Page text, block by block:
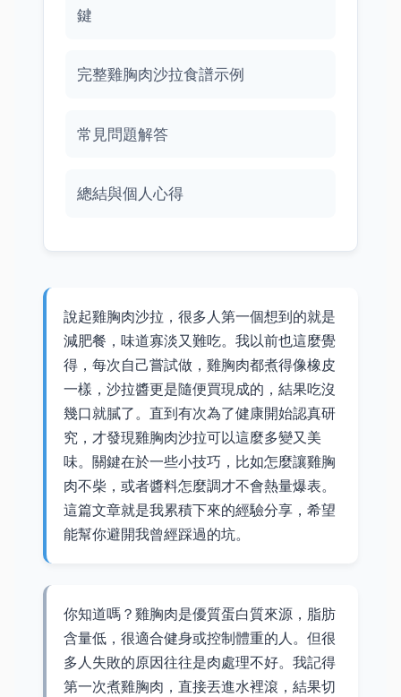
鍵
完整雞胸肉沙拉食譜示例
常見問題解答
總結與個人心得
說起雞胸肉沙拉，很多人第一個想到的就是
減肥餐，味道寡淡又難吃。我以前也這麼覺
得，每次自己嘗試做，雞胸肉都煮得像橡皮
一樣，沙拉醬更是隨便買現成的，結果吃沒
幾口就膩了。直到有次為了健康開始認真研
究，才發現雞胸肉沙拉可以這麼多變又美
味。關鍵在於一些小技巧，比如怎麼讓雞胸
肉不柴，或者醬料怎麼調才不會熱量爆表。
這篇文章就是我累積下來的經驗分享，希望
能幫你避開我曾經踩過的坑。
你知道嗎？雞胸肉是優質蛋白質來源，脂肪
含量低，很適合健身或控制體重的人。但很
多人失敗的原因往往是肉處理不好。我記得
第一次煮雞胸肉，直接丟進水裡滾，結果切